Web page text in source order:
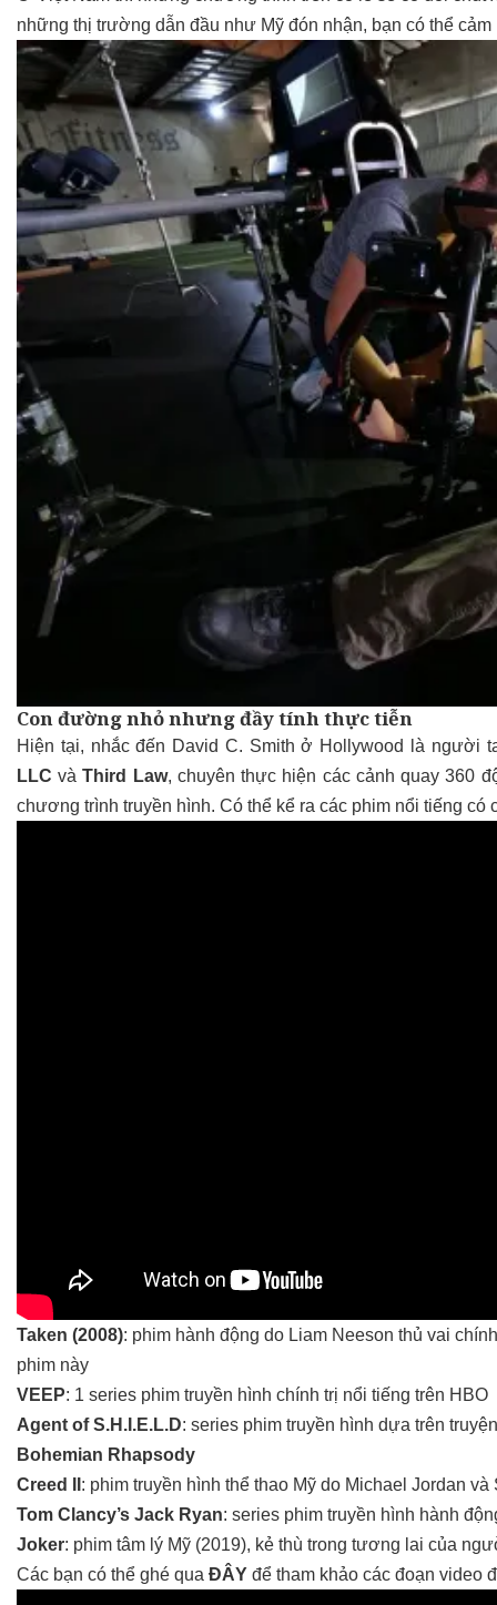
những thị trường dẫn đầu như Mỹ đón nhận, bạn có thể
Con đường nhỏ nhưng đầy tính thực tiễn
Hiện tại, nhắc đến David C. Smith ở Hollywood là người
LLC vàThird Law, chuyên thực hiện các cảnh quay 360
chương trình truyền hình. Có thể kể ra các phim nổi tiếng có
Taken (2008): phim hành động do Liam Neeson thủ vai
phim này
VEEP: 1 series phim truyền hình chính trị nổi tiếng trên HBO
Agent of S.H.I.E.L.D: series phim truyền hình dựa trên
Bohemian Rhapsody
Creed II : phim truyền hình thể thao Mỹ do Michael Jordan
Tom Clancy’s Jack Ryan: series phim truyền hình hành
Joker: phim tâm lý Mỹ (2019), kẻ thù trong tương lai của
Các bạn có thể ghé qua ĐÂY để tham khảo các đoạn video